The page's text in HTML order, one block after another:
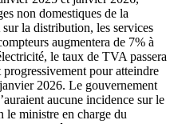
non domestiques de la
la distribution, les services
augmentera de 7% à
le taux de TVA passera
pour atteindre
2026. Le gouvernement
aucune incidence sur le
le ministre en charge du